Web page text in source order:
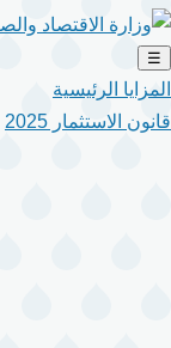
☰
المزايا الرئيسية
قانون الاستثمار 2025